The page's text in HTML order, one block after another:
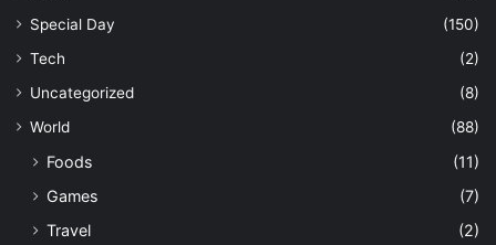
Special Day
(150)
Tech
(2)
Uncategorized
(8)
World
(88)
Foods
(11)
Games
(7)
Travel
(2)